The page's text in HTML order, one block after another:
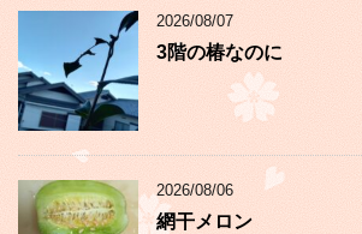
2026/08/07
3階の椿なのに
2026/08/06
網干メロン